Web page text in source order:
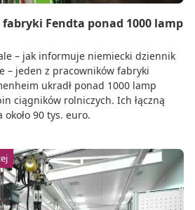
Fendta ponad 1000 lamp
– jak informuje niemiecki dziennik
– jeden z pracowników fabryki
ukradł ponad 1000 lamp
ciągników rolniczych. Ich łączną
90 tys. euro.